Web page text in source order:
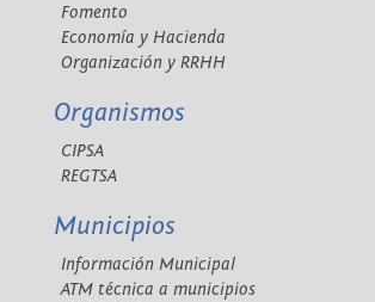
Fomento
Economía y Hacienda
Organización y RRHH
Organismos
CIPSA
REGTSA
Municipios
Información Municipal
ATM técnica a municipios